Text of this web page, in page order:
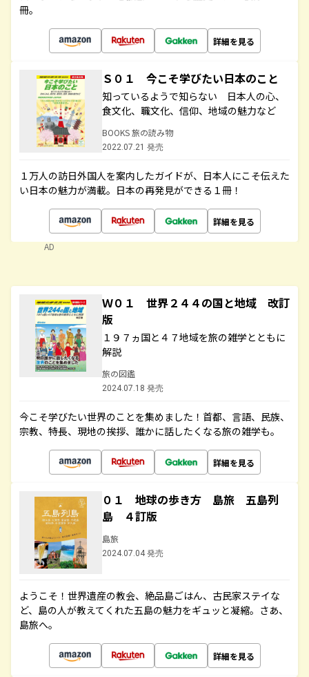
冊。
詳細を見る
Ｓ０１ 今こそ学びたい日本のこと
知っているようで知らない 日本人の心、
食文化、職文化、信仰、地域の魅力など
BOOKS 旅の読み物
2022.07.21 発売
１万人の訪日外国人を案内したガイドが、日本人にこそ伝えた
い日本の魅力が満載。日本の再発見ができる１冊！
詳細を見る
AD
Ｗ０１ 世界２４４の国と地域 改訂
版
１９７ヵ国と４７地域を旅の雑学とともに
解説
旅の図鑑
2024.07.18 発売
今こそ学びたい世界のことを集めました！首都、言語、民族、
宗教、特長、現地の挨拶、誰かに話したくなる旅の雑学も。
詳細を見る
０１ 地球の歩き方 島旅 五島列
島 ４訂版
島旅
2024.07.04 発売
ようこそ！世界遺産の教会、絶品島ごはん、古民家ステイな
ど、島の人が教えてくれた五島の魅力をギュッと凝縮。さあ、
島旅へ。
詳細を見る